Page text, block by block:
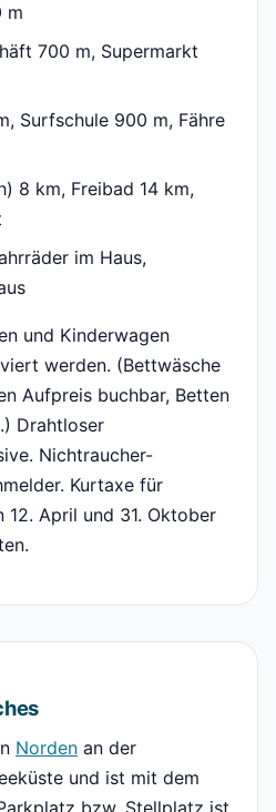
m
700 m, Supermarkt
Surfschule 900 m, Fähre
8 km, Freibad 14 km,
im Haus,
und Kinderwagen
werden. (Bettwäsche
Aufpreis buchbar, Betten
Drahtloser
Nichtraucher-
Kurtaxe für
April und 31. Oktober
Norden an der
und ist mit dem